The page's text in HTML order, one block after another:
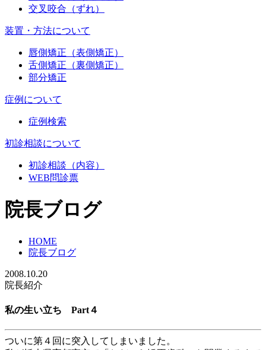
交叉咬合（ずれ）
装置・方法について
唇側矯正（表側矯正）
舌側矯正（裏側矯正）
部分矯正
症例について
症例検索
初診相談について
初診相談（内容）
WEB問診票
院長ブログ
HOME
院長ブログ
2008.10.20
院長紹介
私の生い立ち Part４
ついに第４回に突入してしまいました。